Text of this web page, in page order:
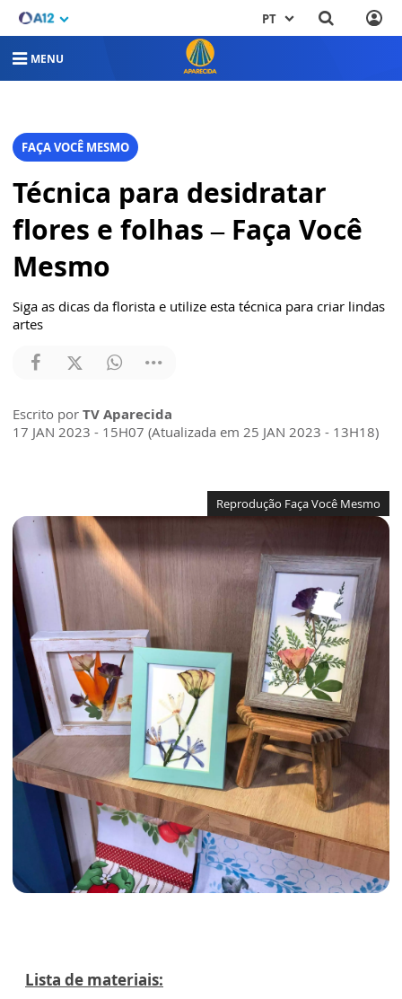
PT
MENU
FAÇA VOCÊ MESMO
Técnica para desidratar
flores e folhas – Faça Você
Mesmo
Siga as dicas da florista e utilize esta técnica para criar lindas
artes
Escrito por TV Aparecida
17 JAN 2023 - 15H07 (Atualizada em 25 JAN 2023 - 13H18)
Reprodução Faça Você Mesmo
Lista de materiais: